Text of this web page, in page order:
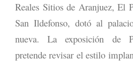
Reales Sitios de Aranjuez, El
San Ildefonso, dotó al
nueva. La exposición de
pretende revisar el estilo